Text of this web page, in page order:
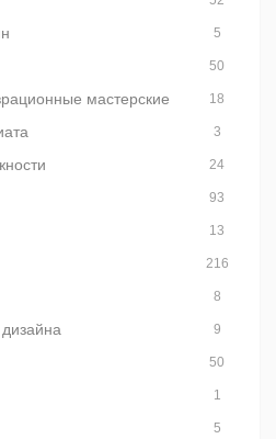
5
50
мастерские 18
3
24
93
13
216
8
9
50
1
5